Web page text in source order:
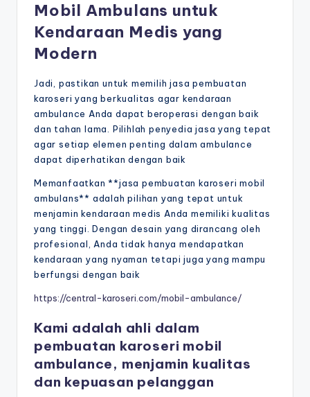
Mobil Ambulans untuk
Kendaraan Medis yang
Modern
Jadi, pastikan untuk memilih jasa pembuatan
karoseri yang berkualitas agar kendaraan
ambulance Anda dapat beroperasi dengan baik
dan tahan lama. Pilihlah penyedia jasa yang tepat
agar setiap elemen penting dalam ambulance
dapat diperhatikan dengan baik
Memanfaatkan **jasa pembuatan karoseri mobil
ambulans** adalah pilihan yang tepat untuk
menjamin kendaraan medis Anda memiliki kualitas
yang tinggi. Dengan desain yang dirancang oleh
profesional, Anda tidak hanya mendapatkan
kendaraan yang nyaman tetapi juga yang mampu
berfungsi dengan baik
https://central-karoseri.com/mobil-ambulance/
Kami adalah ahli dalam
pembuatan karoseri mobil
ambulance, menjamin kualitas
dan kepuasan pelanggan